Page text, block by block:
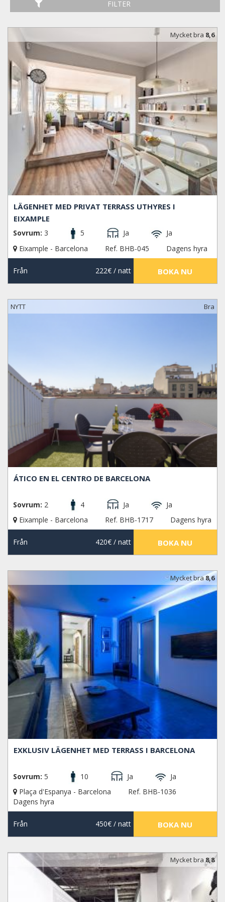
FILTER
Mycket bra 8,6
LÄGENHET MED PRIVAT TERRASS UTHYRES I
EIXAMPLE
Sovrum: 3 5 Ja
Ja
Eixample - Barcelona
Ref. BHB-045 Dagens hyra
Från 222€/ natt BOKA NU
NYTT Bra
ÁTICO EN EL CENTRO DE BARCELONA
Sovrum: 2 4 Ja
Ja
Eixample - Barcelona
Ref. BHB-1717 Dagens hyra
Från 420€/ natt BOKA NU
Mycket bra8,6
EXKLUSIV LÄGENHET MED TERRASS I BARCELONA
Sovrum: 5 10 Ja
Ja
Plaça d'Espanya - Barcelona
Ref. BHB-1036
Dagens hyra
Från 450€/ natt BOKA NU
Mycket bra8,8